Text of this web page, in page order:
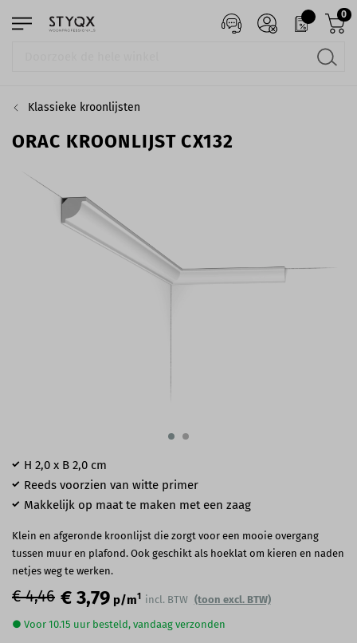
0
Klassieke kroonlijsten
ORAC KROONLIJST CX132
€ 4,46 € 3,79 p/m1 incl. BTW (toon excl. BTW)
● Voor 10.15 uur besteld, vandaag verzonden
H 2,0 x B 2,0 cm
Reeds voorzien van witte primer
Makkelijk op maat te maken met een zaag
Klein en afgeronde kroonlijst die zorgt voor een mooie overgang
tussen muur en plafond. Ook geschikt als hoeklat om kieren en naden
netjes weg te werken.